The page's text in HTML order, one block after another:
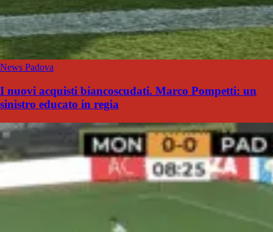
News Padova
I nuovi acquisti biancoscudati. Marco Pompetti: un
sinistro educato in regia